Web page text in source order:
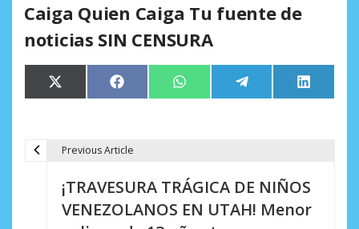
Caiga Quien Caiga Tu fuente de
noticias SIN CENSURA
Compartir
en
X
(Twitter)
Compartir
en
Facebook Compartir
en
WhatsApp Compartir
en
Telegram
en
LinkedIn
Previous Article
¡TRAVESURA TRÁGICA DE NIÑOS
VENEZOLANOS EN UTAH! Menor